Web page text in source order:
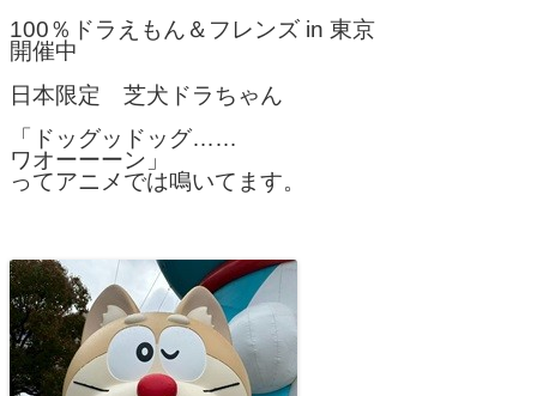
100％ドラえもん＆フレンズ in 東京
開催中
日本限定 芝犬ドラちゃん
「ドッグッドッグ……
ワオーーーン」
ってアニメでは鳴いてます。